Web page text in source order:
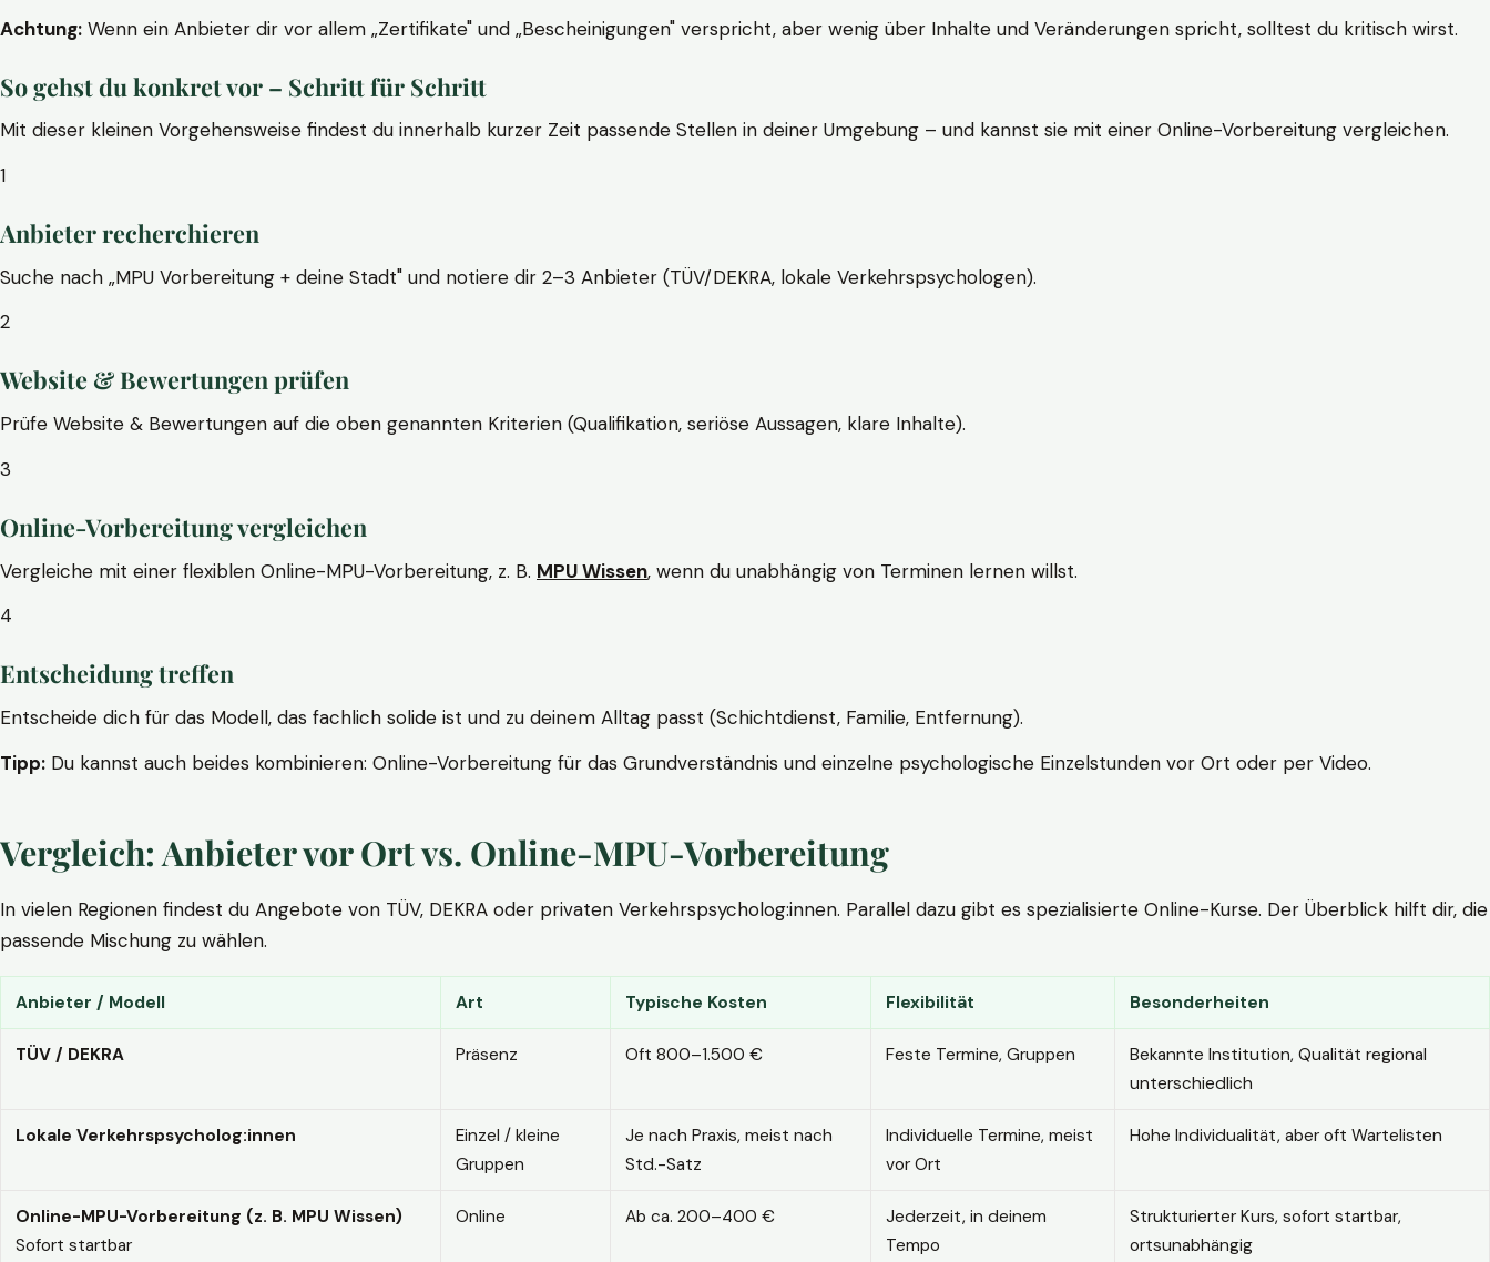
Achtung: Wenn ein Anbieter dir vor allem „Zertifikate" und „Bescheinigungen" verspricht, aber wenig über Inhalte und Veränderungen spricht, solltest du kritisch wirst.
So gehst du konkret vor – Schritt für Schritt
Mit dieser kleinen Vorgehensweise findest du innerhalb kurzer Zeit passende Stellen in deiner Umgebung – und kannst sie mit einer Online-Vorbereitung vergleichen.
1
Anbieter recherchieren
Suche nach „MPU Vorbereitung + deine Stadt" und notiere dir 2–3 Anbieter (TÜV/DEKRA, lokale Verkehrspsychologen).
2
Website & Bewertungen prüfen
Prüfe Website & Bewertungen auf die oben genannten Kriterien (Qualifikation, seriöse Aussagen, klare Inhalte).
3
Online-Vorbereitung vergleichen
Vergleiche mit einer flexiblen Online-MPU-Vorbereitung, z. B. MPU Wissen, wenn du unabhängig von Terminen lernen willst.
4
Entscheidung treffen
Entscheide dich für das Modell, das fachlich solide ist und zu deinem Alltag passt (Schichtdienst, Familie, Entfernung).
Tipp: Du kannst auch beides kombinieren: Online-Vorbereitung für das Grundverständnis und einzelne psychologische Einzelstunden vor Ort oder per Video.
Vergleich: Anbieter vor Ort vs. Online-MPU-Vorbereitung
In vielen Regionen findest du Angebote von TÜV, DEKRA oder privaten Verkehrspsycholog:innen. Parallel dazu gibt es spezialisierte Online-Kurse. Der Überblick hilft dir, die
passende Mischung zu wählen.
Anbieter / Modell Art Typische Kosten Flexibilität Besonderheiten
TÜV / DEKRA Präsenz Oft 800–1.500 € Feste Termine, Gruppen
Bekannte Institution, Qualität regional
unterschiedlich
Lokale Verkehrspsycholog:innen
Einzel / kleine
Gruppen
Je nach Praxis, meist nach
Std.-Satz
Individuelle Termine, meist
vor Ort
Hohe Individualität, aber oft Wartelisten
Online-MPU-Vorbereitung (z. B. MPU Wissen)
Sofort startbar
Online Ab ca. 200–400 €
Jederzeit, in deinem
Tempo
Strukturierter Kurs, sofort startbar,
ortsunabhängig